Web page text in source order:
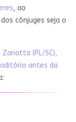
, ao
cônjuges seja o
(PL/SC),
antes da